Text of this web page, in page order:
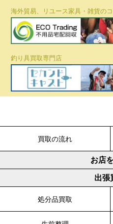
海外貿易、リユース家具・雑貨の
釣り具買取専門店
買取の流れ
お店
出張
処分品買取